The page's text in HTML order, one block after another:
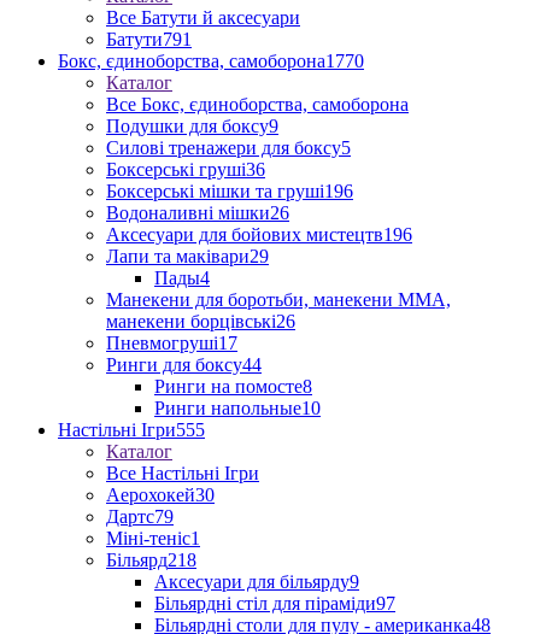
Все Батути й аксесуари
Батути791
Бокс, єдиноборства, самоборона1770
Каталог
Все Бокс, єдиноборства, самоборона
Подушки для боксу9
Силові тренажери для боксу5
Боксерські груші36
Боксерські мішки та груші196
Водоналивні мішки26
Аксесуари для бойових мистецтв196
Лапи та маківари29
Пады4
Манекени для боротьби, манекени ММА,
манекени борцівські26
Пневмогруші17
Ринги для боксу44
Ринги на помосте8
Ринги напольные10
Настільні Ігри555
Каталог
Все Настільні Ігри
Аерохокей30
Дартс79
Міні-теніс1
Більярд218
Аксесуари для більярду9
Більярдні стіл для піраміди97
Більярдні столи для пулу - американка48